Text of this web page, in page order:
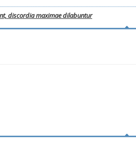
discordia maximae dilabuntur